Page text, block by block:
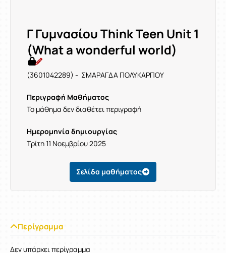
Γ Γυμνασίου Think Teen Unit 1
(What a wonderful world)
(3601042289) - ΣΜΑΡΑΓΔΑ ΠΟΛΥΚΑΡΠΟΥ
Περιγραφή Μαθήματος
Το μάθημα δεν διαθέτει περιγραφή
Ημερομηνία δημιουργίας
Τρίτη 11 Νοεμβρίου 2025
Σελίδα μαθήματος
Περίγραμμα
Δεν υπάρχει περίγραμμα